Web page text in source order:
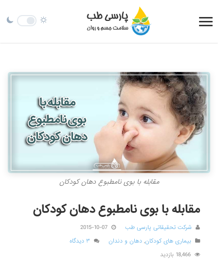
مقابله با بوی نامطبوع دهان کودکان
مقابله با بوی نامطبوع دهان کودکان
شرکت تحقیقاتی پارسی طب
2015-10-07
بیماری های کودکان,دهان و دندان
۳ دیدگاه
18,466 بازدید